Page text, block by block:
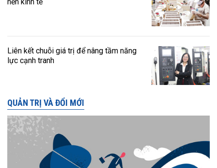
Liên kết chuỗi giá trị để nâng tầm năng
lực cạnh tranh
QUẢN TRỊ VÀ ĐỔI MỚI